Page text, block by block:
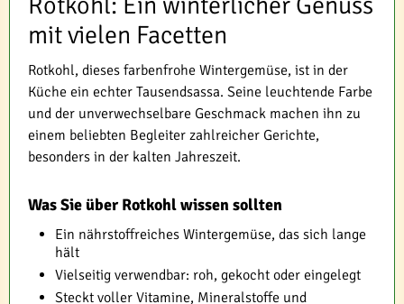
mit vielen Facetten
Rotkohl, dieses farbenfrohe Wintergemüse, ist in der
Küche ein echter Tausendsassa. Seine leuchtende Farbe
und der unverwechselbare Geschmack machen ihn zu
einem beliebten Begleiter zahlreicher Gerichte,
besonders in der kalten Jahreszeit.
Was Sie über Rotkohl wissen sollten
Ein nährstoffreiches Wintergemüse, das sich lange
hält
Vielseitig verwendbar: roh, gekocht oder eingelegt
Steckt voller Vitamine, Mineralstoffe und